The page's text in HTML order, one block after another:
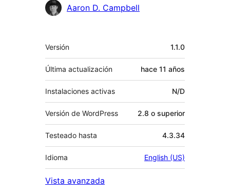
Colaboradores
Aaron D. Campbell
Meta
Versión 1.1.0
Última actualización hace 11 años
Instalaciones activas N/D
Versión de WordPress 2.8 o superior
Testeado hasta 4.3.34
Idioma English (US)
Vista avanzada